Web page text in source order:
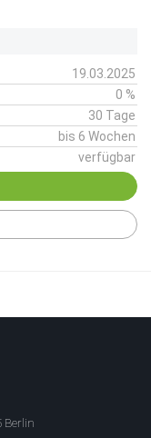
19.03.2025
0 %
30 Tage
bis 6 Wochen
verfügbar
Berlin